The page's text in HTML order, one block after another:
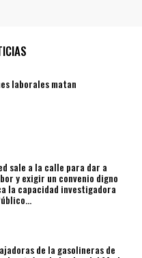
laborales matan
sale a la calle para dar a
y exigir un convenio digno
la capacidad investigadora
de la gasolineras de